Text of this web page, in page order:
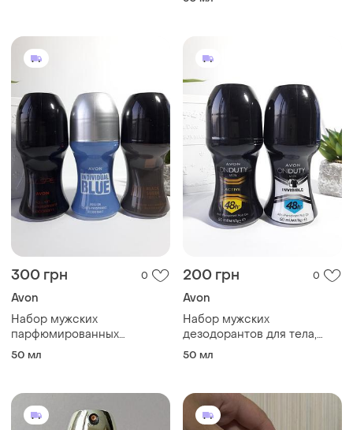
300 грн 0
Avon
Набор мужских
парфюмированных
дезодорантов для тела 3
Эйвон
50 мл
200 грн 0
Avon
Набор мужских
дезодорантов для тела,
avon on duty 2 шт, эйвон
50 мл